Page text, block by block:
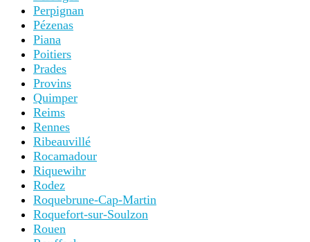
Perpignan
Pézenas
Piana
Poitiers
Prades
Provins
Quimper
Reims
Rennes
Ribeauvillé
Rocamadour
Riquewihr
Rodez
Roquebrune-Cap-Martin
Roquefort-sur-Soulzon
Rouen